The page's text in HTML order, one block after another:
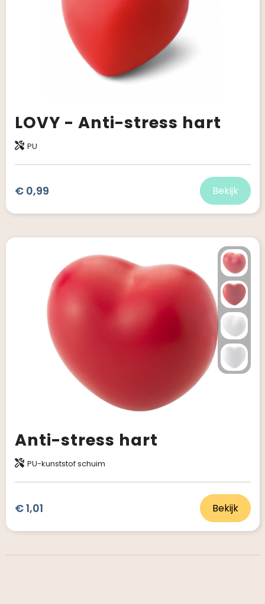
LOVY - Anti-stress hart
PU
€ 0,99 Bekijk
Anti-stress hart
PU-kunststof schuim
€ 1,01 Bekijk